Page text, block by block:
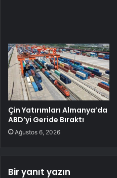
Çin Yatırımları Almanya’da
ABD’yi Geride Bıraktı
Ağustos 6, 2026
Bir yanıt yazın